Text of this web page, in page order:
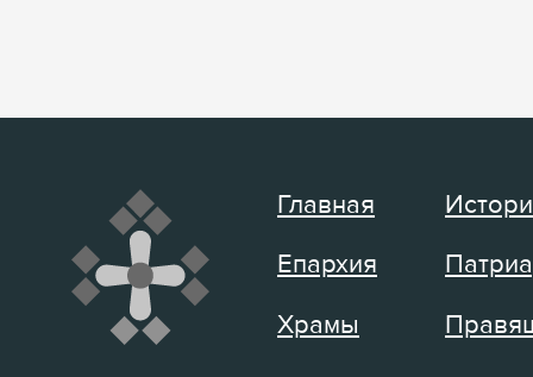
Главная
Епархия
Храмы